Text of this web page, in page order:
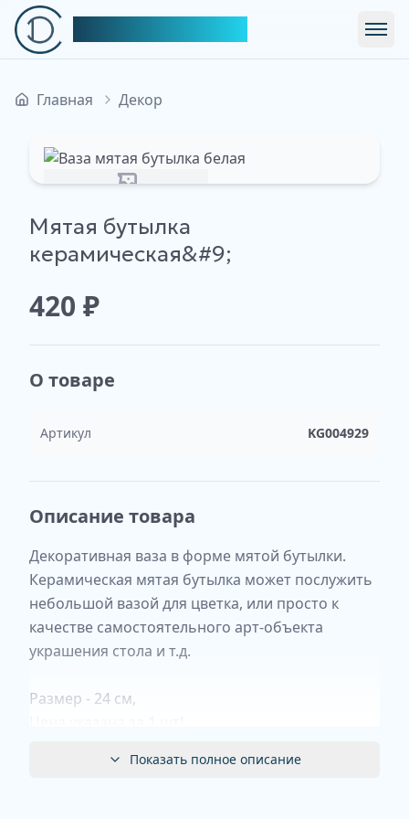
Главная Декор
Изображение недоступно
Мятая бутылка
керамическая&#9;
420 ₽
О товаре
Артикул KG004929
Описание товара
Декоративная ваза в форме мятой бутылки.
Керамическая мятая бутылка может послужить
небольшой вазой для цветка, или просто к
качестве самостоятельного арт-объекта
украшения стола и т.д.
Размер - 24 см,
Показать полное описание